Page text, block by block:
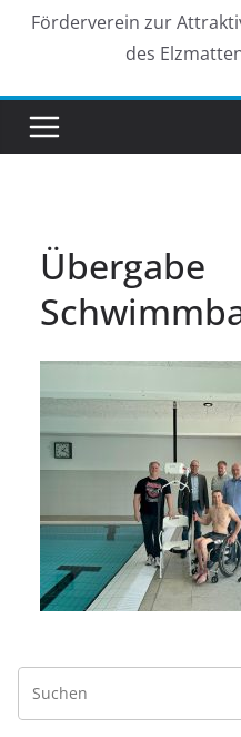
Förderverein zur
des
Übergabe